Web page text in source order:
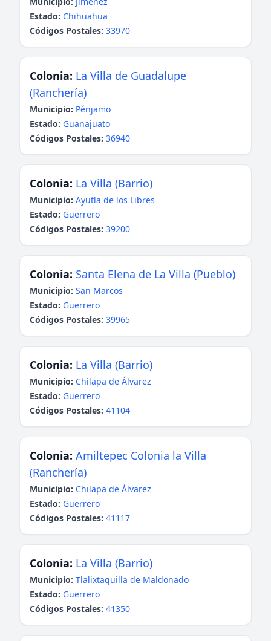
Estado: Chihuahua
Códigos Postales: 33970
Colonia: La Villa de Guadalupe
(Ranchería)
Municipio: Pénjamo
Estado: Guanajuato
Códigos Postales: 36940
Colonia: La Villa (Barrio)
Municipio: Ayutla de los Libres
Estado: Guerrero
Códigos Postales: 39200
Colonia: Santa Elena de La Villa (Pueblo)
Municipio: San Marcos
Estado: Guerrero
Códigos Postales: 39965
Colonia: La Villa (Barrio)
Municipio: Chilapa de Álvarez
Estado: Guerrero
Códigos Postales: 41104
Colonia: Amiltepec Colonia la Villa
(Ranchería)
Municipio: Chilapa de Álvarez
Estado: Guerrero
Códigos Postales: 41117
Colonia: La Villa (Barrio)
Municipio: Tlalixtaquilla de Maldonado
Estado: Guerrero
Códigos Postales: 41350